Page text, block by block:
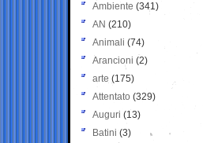
Ambiente (341)
AN (210)
Animali (74)
Arancioni (2)
arte (175)
Attentato (329)
Auguri (13)
Batini (3)